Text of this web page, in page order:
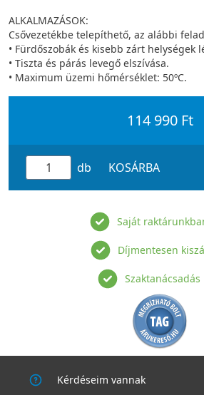
ALKALMAZÁSOK:
Csővezetékbe telepíthető, az alábbi
• Fürdőszobák és kisebb zárt helységek
• Tiszta és párás levegő elszívása.
• Maximum üzemi hőmérséklet: 50ºC.
114 990 Ft
db KOSÁRBA
Saját
Díjmentesen
Szaktanácsadás
Kérdéseim vannak